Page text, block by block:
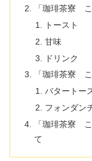
「珈琲茶寮
トースト
甘味
ドリンク
「珈琲茶寮
バタートー
フォンダン
「珈琲茶寮
て